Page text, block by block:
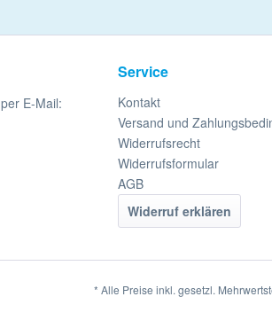
E-Mail:
Service
Kontakt
Versand und
Widerrufsrecht
Widerrufsformular
AGB
Widerruf erklären
* Alle Preise inkl. gesetzl.